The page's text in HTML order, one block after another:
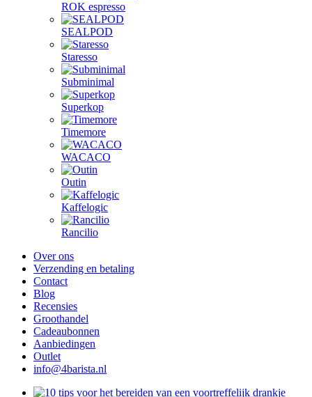
ROK espresso
SEALPOD
Staresso
Subminimal
Superkop
Timemore
WACACO
Outin
Kaffelogic
Rancilio
Over ons
Verzending en betaling
Contact
Blog
Recensies
Groothandel
Cadeaubonnen
Aanbiedingen
Outlet
info@4barista.nl